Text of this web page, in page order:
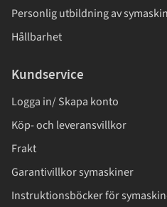
Personlig utbildning av
Hållbarhet
Kundservice
Logga in/ Skapa konto
Köp- och leveransvillkor
Frakt
Garantivillkor symaskiner
Instruktionsböcker för